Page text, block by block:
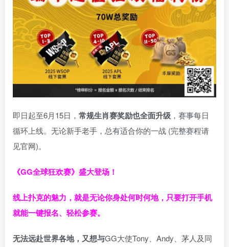
即日起至6月15日， 常规生肖赛奖励也全面升级 ，赛事每日
循环上线。无论新手老手，总有适合你的一战 (完整赛程请
见官网)。
《GG全球狂欢赛》盛大登场！
线上扑克的魅力，就是无论你身处何时何地，只要打开手机
就能一键报名、轻松参赛。
无法远赴世界各地，又想与GG大使Tony、Andy、茅人及同